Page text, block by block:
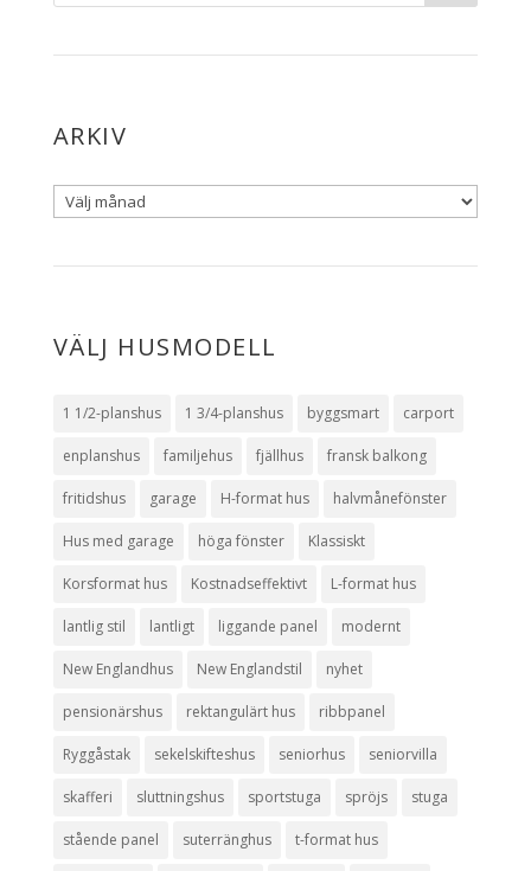
ARKIV
VÄLJ HUSMODELL
1 1/2-planshus 1 3/4-planshus byggsmart carport
enplanshus familjehus fjällhus fransk balkong
fritidshus garage H-format hus halvmånefönster
Hus med garage höga fönster Klassiskt
Korsformat hus Kostnadseffektivt L-format hus
lantlig stil lantligt liggande panel modernt
New Englandhus New Englandstil nyhet
pensionärshus rektangulärt hus ribbpanel
Ryggåstak sekelskifteshus seniorhus seniorvilla
skafferi sluttningshus sportstuga spröjs stuga
stående panel suterränghus t-format hus